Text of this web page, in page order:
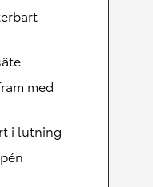
med
i lutning